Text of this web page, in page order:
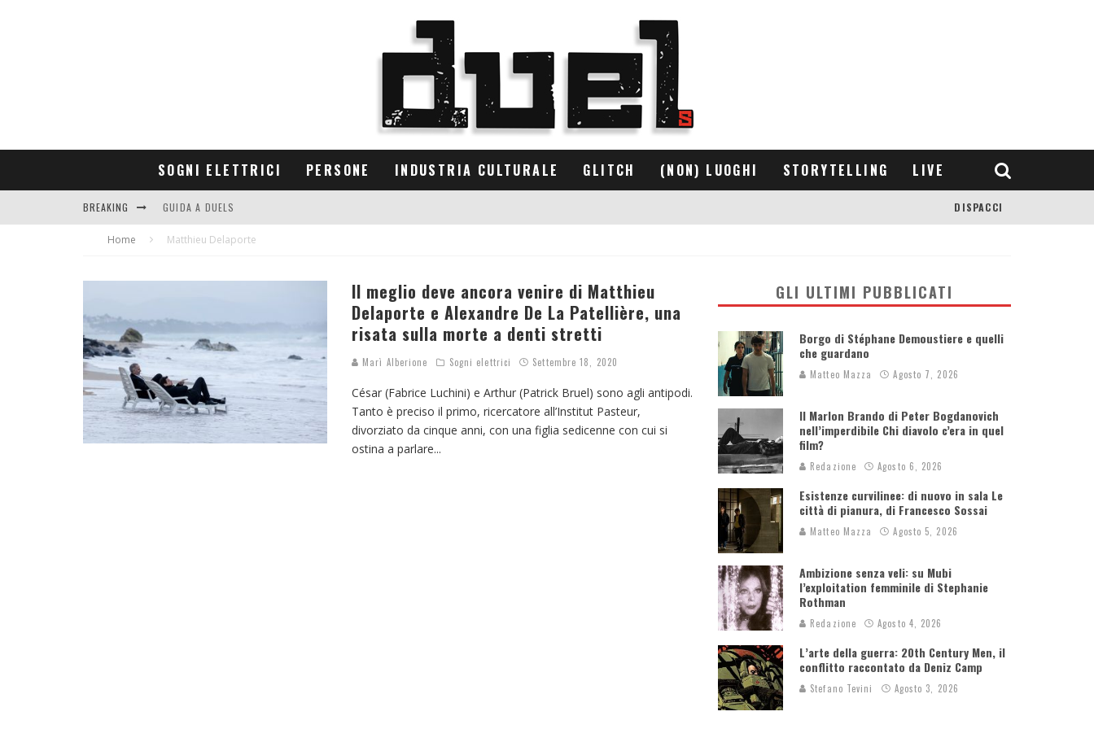
SOGNI ELETTRICI PERSONE INDUSTRIA CULTURALE GLITCH (NON) LUOGHI STORYTELLING LIVE
BREAKING GUIDA A DUELS
CONTRIBUTORS
DISPACCI
Home Matthieu Delaporte
Il meglio deve ancora venire di Matthieu
Delaporte e Alexandre De La Patellière, una
risata sulla morte a denti stretti
Marì Alberione Sogni elettrici Settembre 18, 2020
César (Fabrice Luchini) e Arthur (Patrick Bruel) sono agli antipodi.
Tanto è preciso il primo, ricercatore all’Institut Pasteur,
divorziato da cinque anni, con una figlia sedicenne con cui si
ostina a parlare...
GLI ULTIMI PUBBLICATI
Borgo di Stéphane Demoustiere e quelli
che guardano
Matteo Mazza Agosto 7, 2026
Il Marlon Brando di Peter Bogdanovich
nell’imperdibile Chi diavolo c’era in quel
film?
Redazione Agosto 6, 2026
Esistenze curvilinee: di nuovo in sala Le
città di pianura, di Francesco Sossai
Matteo Mazza Agosto 5, 2026
Ambizione senza veli: su Mubi
l’exploitation femminile di Stephanie
Rothman
Redazione Agosto 4, 2026
L’arte della guerra: 20th Century Men, il
conflitto raccontato da Deniz Camp
Stefano Tevini Agosto 3, 2026